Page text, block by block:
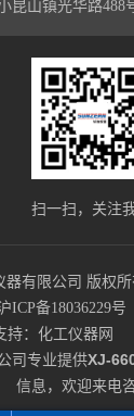
昆山镇光华路488
扫一扫，关注
有限公司 版权所
ICP备18036229号
： 化工仪器网
司专业提供XJ-
信息，欢迎来电咨